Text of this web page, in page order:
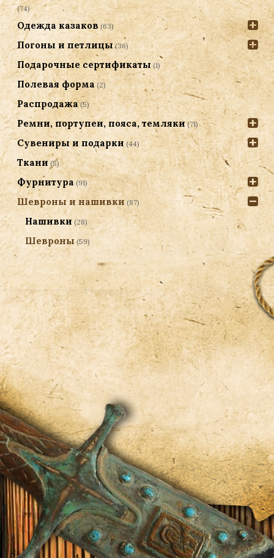
(74)
Одежда казаков (63)
Погоны и петлицы (36)
Подарочные сертификаты (1)
Полевая форма (2)
Распродажа (5)
Ремни, портупеи, пояса, темляки (71)
Сувениры и подарки (44)
Ткани (5)
Фурнитура (91)
Шевроны и нашивки (87)
Нашивки (28)
Шевроны (59)